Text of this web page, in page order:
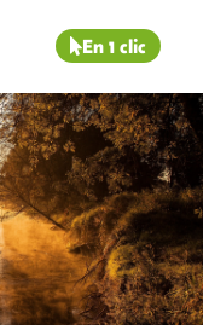
En 1 clic